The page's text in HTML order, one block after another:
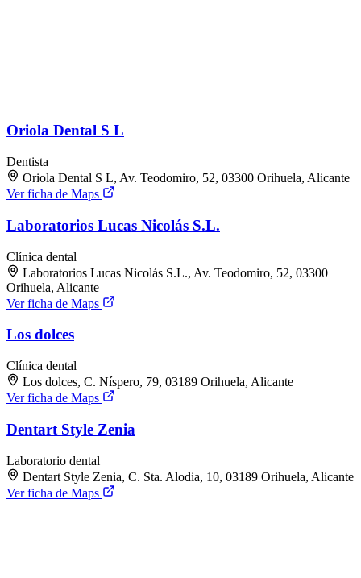
Oriola Dental S L
Dentista
Oriola Dental S L, Av. Teodomiro, 52, 03300 Orihuela, Alicante
Ver ficha de Maps
Laboratorios Lucas Nicolás S.L.
Clínica dental
Laboratorios Lucas Nicolás S.L., Av. Teodomiro, 52, 03300
Orihuela, Alicante
Ver ficha de Maps
Los dolces
Clínica dental
Los dolces, C. Níspero, 79, 03189 Orihuela, Alicante
Ver ficha de Maps
Dentart Style Zenia
Laboratorio dental
Dentart Style Zenia, C. Sta. Alodia, 10, 03189 Orihuela, Alicante
Ver ficha de Maps